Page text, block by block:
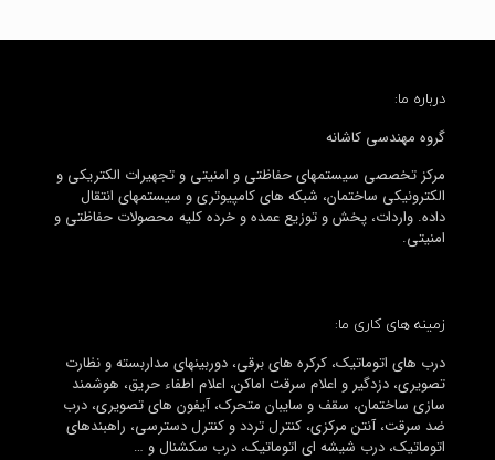
درباره ما:
گروه مهندسی کاشانه
مرکز تخصصی سیستمهای حفاظتی و امنیتی و تجهیرات الکتریکی و
الکترونیکی ساختمان، شبکه های کامپیوتری و سیستمهای انتقال
داده. واردات، پخش و توزیع عمده و خرده کلیه محصولات حفاظتی و
امنیتی.
زمینه های کاری ما:
درب های اتوماتیک، کرکره های برقی، دوربینهای مداربسته و نظارت
تصویری، دزدگیر و اعلام سرقت اماکن، اعلام اطفاء حریق، هوشمند
سازی ساختمان، سقف و سایبان متحرک، آیفون های تصویری، درب
ضد سرقت، آنتن مرکزی، کنترل تردد و کنترل دسترسی، راهبندهای
اتوماتیک، درب شیشه ای اتوماتیک، درب سکشنال و …